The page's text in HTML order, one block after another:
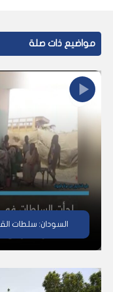
مواضيع ذات صلة
السودان: سلطات